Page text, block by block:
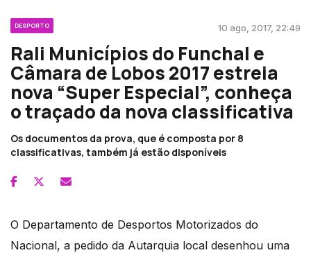
DESPORTO 10 ago, 2017, 22:49
Rali Municípios do Funchal e
Câmara de Lobos 2017 estreia
nova “Super Especial”, conheça
o traçado da nova classificativa
Os documentos da prova, que é composta por 8
classificativas, também já estão disponíveis
O Departamento de Desportos Motorizados do
Nacional, a pedido da Autarquia local desenhou uma